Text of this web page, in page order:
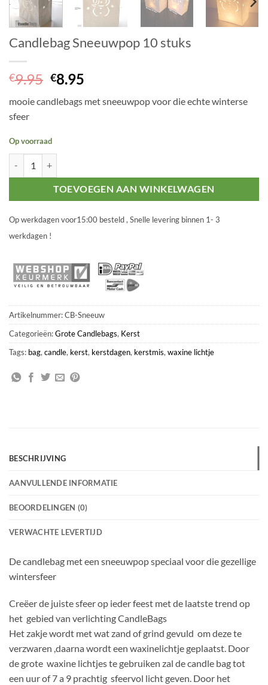
Candlebag Sneeuwpop 10 stuks
€9.95 Oorspronkelijke
was:
€8.95
is:
mooie candlebags met sneeuwpop voor die echte winterse
sfeer
Op voorraad
TOEVOEGEN AAN WINKELWAGEN
Op werkdagen voor15:00 besteld , Snelle levering binnen 1- 3
werkdagen !
Artikelnummer:CB-Sneeuw
Categorieën:Grote Candlebags, Kerst
Tags: bag, candle, kerst, kerstdagen, kerstmis, waxine lichtje
BESCHRIJVING
AANVULLENDE INFORMATIE
BEOORDELINGEN (0)
VERWACHTE LEVERTIJD
De candlebag met een sneeuwpop speciaal voor die gezellige
wintersfeer
Creëer de juiste sfeer op ieder feest met de laatste trend op
het gebied van verlichting CandleBags
Het zakje wordt met wat zand of grind gevuld om deze te
verzwaren ,daarna wordt een waxinelichtje geplaatst. Door
de grote waxine lichtjes te gebruiken zal de candle bag tot
een uur of 7 a 9 prachtig sfeervol licht geven. Door het